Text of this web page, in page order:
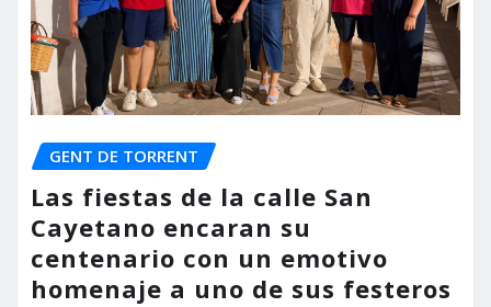
GENT DE TORRENT
Las fiestas de la calle San
Cayetano encaran su
centenario con un emotivo
homenaje a uno de sus festeros